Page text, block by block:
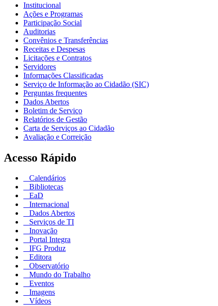
Institucional
Ações e Programas
Participação Social
Auditorias
Convênios e Transferências
Receitas e Despesas
Licitações e Contratos
Servidores
Informações Classificadas
Serviço de Informação ao Cidadão (SIC)
Perguntas frequentes
Dados Abertos
Boletim de Serviço
Relatórios de Gestão
Carta de Serviços ao Cidadão
Avaliação e Correição
Acesso Rápido
Calendários
Bibliotecas
EaD
Internacional
Dados Abertos
Serviços de TI
Inovação
Portal Integra
IFG Produz
Editora
Observatório
Mundo do Trabalho
Eventos
Imagens
Vídeos